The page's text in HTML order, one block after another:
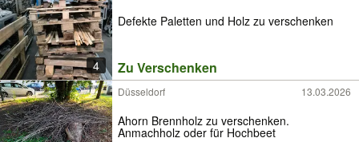
4
Defekte Paletten und Holz zu verschenken
Zu Verschenken
Düsseldorf 13.03.2026
Ahorn Brennholz zu verschenken.
Anmachholz oder für Hochbeet